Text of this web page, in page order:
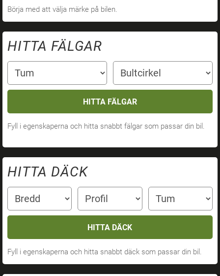
Börja med att välja märke på bilen.
HITTA FÄLGAR
HITTA FÄLGAR
Fyll i egenskaperna och hitta snabbt fälgar som passar din bil.
HITTA DÄCK
HITTA DÄCK
Fyll i egenskaperna och hitta snabbt däck som passar din bil.